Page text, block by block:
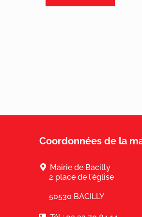
Coordonnées de la
Mairie de Bacilly
2 place de l'église
50530 BACILLY